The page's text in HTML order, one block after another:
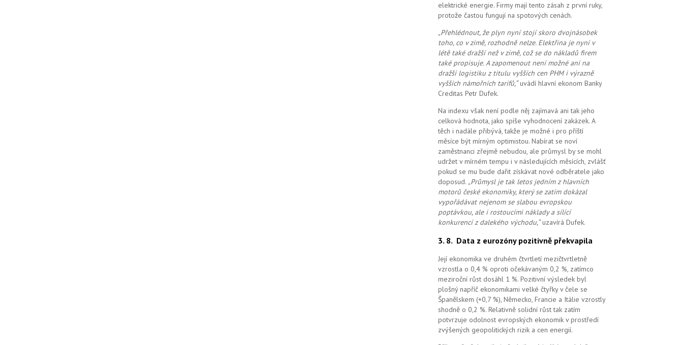
elektrické energie. Firmy mají tento zásah z první ruky,
protože častou fungují na spotových cenách.
„Přehlédnout, že plyn nyní stojí skoro dvojnásobek
toho, co v zimě, rozhodně nelze. Elektřina je nyní v
létě také dražší než v zimě, což se do nákladů firem
také propisuje. A zapomenout není možnéani na
dražší logistiku z titulu vyšších cen PHM i výrazně
vyšších námořních tarifů,“uvádí hlavní ekonom Banky
Creditas Petr Dufek.
Na indexu však není podle něj zajímavá ani tak jeho
celková hodnota, jako spíše vyhodnocení zakázek. A
těch i nadále přibývá, takže je možné i pro příští
měsíce být mírným optimistou. Nabírat se noví
zaměstnanci zřejmě nebudou, ale průmysl by se mohl
udržet v mírném tempu i v následujících měsících, zvlášť
pokud se mu bude dařit získávat nové odběratele jako
doposud. „Průmysl je tak letos jedním z hlavních
motorů české ekonomiky, který se zatím dokázal
vypořádávat nejenom se slabou evropskou
poptávkou, ale i rostoucími náklady a sílící
konkurencí z dalekého východu,“uzavírá Dufek.
3. 8. Data z eurozóny pozitivně překvapila
Její ekonomika ve druhém čtvrtletí mezičtvrtletně
vzrostla o 0,4 % oproti očekávaným 0,2 %, zatímco
meziroční růst dosáhl 1 %. Pozitivní výsledek byl
plošný napříč ekonomikami velké čtyřky v čele se
Španělskem (+0,7 %), Německo, Francie a Itálie vzrostly
shodně o 0,2 %. Relativně solidní růst tak zatím
potvrzuje odolnost evropských ekonomik v prostředí
zvýšených geopolitických rizik a cen energií.